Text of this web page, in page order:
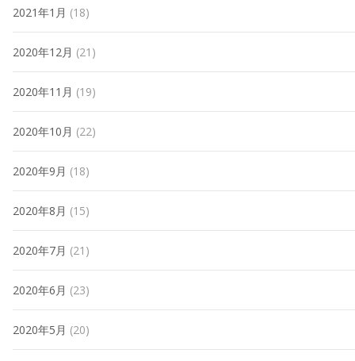
2021年1月 (18)
2020年12月 (21)
2020年11月 (19)
2020年10月 (22)
2020年9月 (18)
2020年8月 (15)
2020年7月 (21)
2020年6月 (23)
2020年5月 (20)